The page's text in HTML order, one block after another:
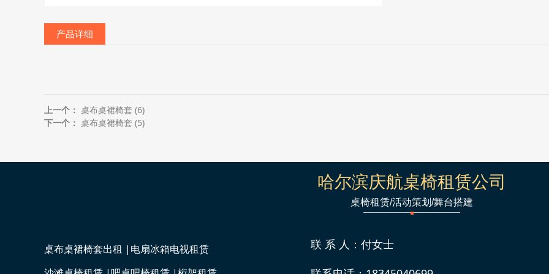
产品详细
上一个： 桌布桌裙椅套 (6)
下一个： 桌布桌裙椅套 (5)
哈尔滨庆航桌椅租赁公司
桌椅租赁/活动策划/舞台搭建
桌布桌裙椅套出租 |电扇冰箱电视租赁
联 系 人：付女士